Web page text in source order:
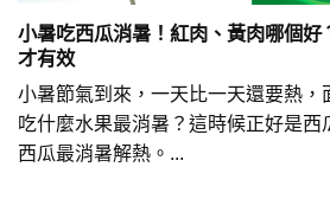
小暑吃西瓜消暑！紅肉、黃肉哪個好
才有效
小暑節氣到來，一天比一天還要熱，
吃什麼水果最消暑？這時候正好是
西瓜最消暑解熱。...